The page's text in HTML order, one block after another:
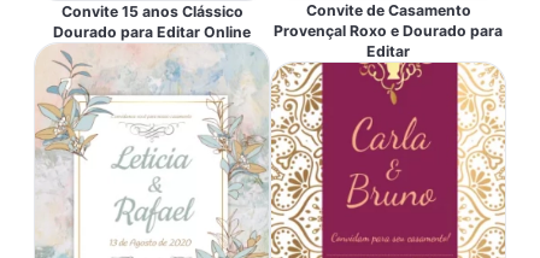
Convite 15 anos Clássico
Dourado para Editar Online
Convite de Casamento
Provençal Roxo e Dourado para
Editar